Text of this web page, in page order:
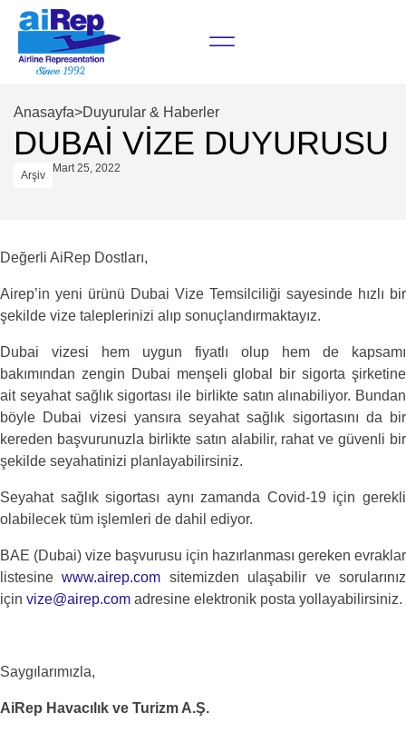
Anasayfa>Duyurular & Haberler
DUBAİ VİZE DUYURUSU
Arşiv
Mart 25, 2022
Değerli AiRep Dostları,
Airep’in yeni ürünü Dubai Vize Temsilciliği sayesinde hızlı bir
şekilde vize taleplerinizi alıp sonuçlandırmaktayız.
Dubai vizesi hem uygun fiyatlı olup hem de kapsamı
bakımından zengin Dubai menşeli global bir sigorta şirketine
ait seyahat sağlık sigortası ile birlikte satın alınabiliyor. Bundan
böyle Dubai vizesi yansıra seyahat sağlık sigortasını da bir
kereden başvurunuzla birlikte satın alabilir, rahat ve güvenli bir
şekilde seyahatinizi planlayabilirsiniz.
Seyahat sağlık sigortası aynı zamanda Covid-19 için gerekli
olabilecek tüm işlemleri de dahil ediyor.
BAE (Dubai) vize başvurusu için hazırlanması gereken evraklar
listesinewww.airep.com sitemizden ulaşabilir ve sorularınız
için vize@airep.com adresine elektronik posta yollayabilirsiniz.
Saygılarımızla,
AiRep Havacılık ve Turizm A.Ş.